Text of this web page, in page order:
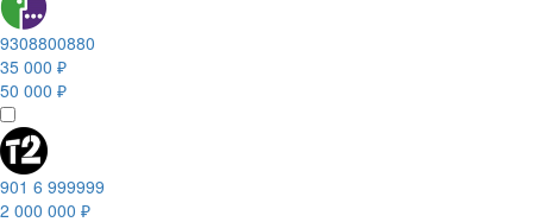
9308800880
35 000 ₽
50 000 ₽
901 6 999999
2 000 000 ₽